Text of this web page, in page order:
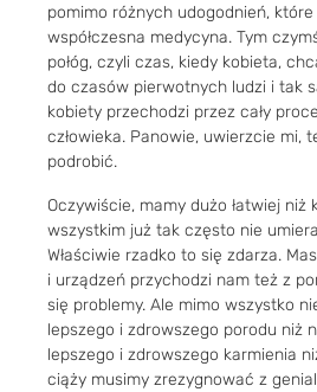
pomimo różnych udogodnień,
współczesna medycyna. Tym
połóg, czyli czas, kiedy kobieta,
do czasów pierwotnych ludzi i tak
kobiety przechodzi przez cały
człowieka. Panowie, uwierzcie mi,
podrobić.
Oczywiście, mamy dużo łatwiej niż
wszystkim już tak często nie
Właściwie rzadko to się zdarza.
i urządzeń przychodzi nam też z
się problemy. Ale mimo wszystko
lepszego i zdrowszego porodu niż
lepszego i zdrowszego karmienia
ciąży musimy zrezygnować z